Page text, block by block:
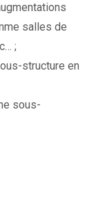
salles de
;
structure en
sous-